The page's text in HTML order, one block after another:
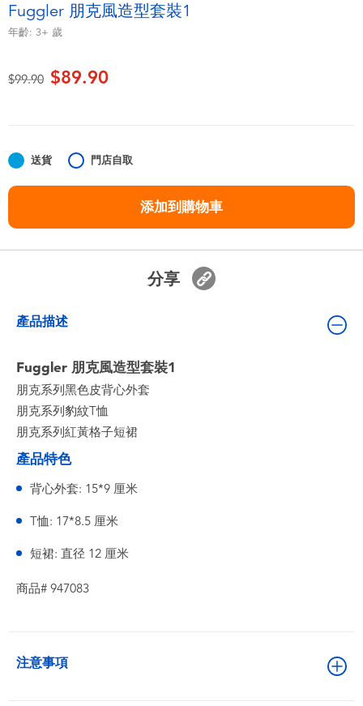
角色扮演及造型系列
毛毛公仔玩具
嬰兒及學前玩具
電池
生活精品
Globber高樂寶
Fuggler 朋克風造型套裝1
年齡: 3+ 歲
價格從
$99.90至$89.90
送貨 門店自取
添加到購物車
分享
產品描述
Fuggler 朋克風造型套裝1
朋克系列黑色皮背心外套
朋克系列豹紋T恤
朋克系列紅黃格子短裙
產品特色
背心外套: 15*9 厘米
T恤: 17*8.5 厘米
短裙: 直径 12 厘米
商品# 947083
注意事項